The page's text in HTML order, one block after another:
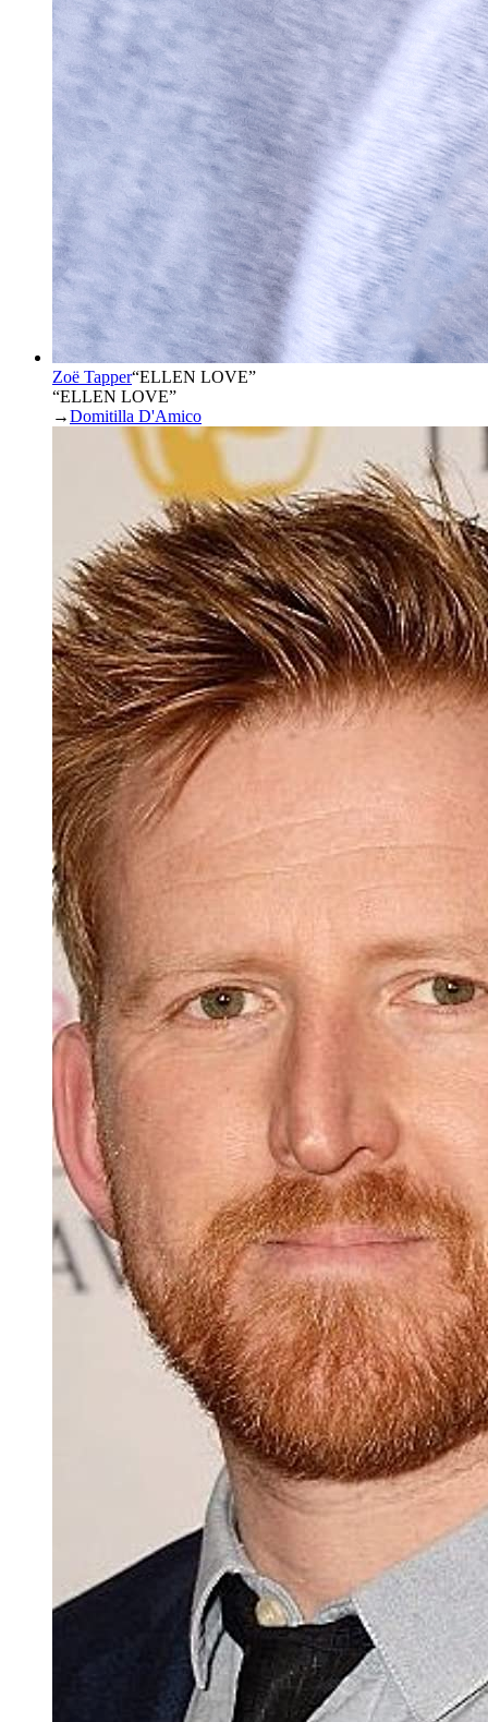
Zoë Tapper“ELLEN LOVE”
“ELLEN LOVE”
→Domitilla D'Amico